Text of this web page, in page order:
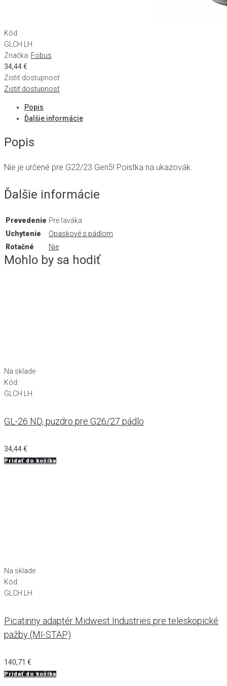
Kód:
GLCH LH
Značka: Fobus
34,44€
Zistiť dostupnosť
Zistiť dostupnosť
Popis
Ďalšie informácie
Popis
Nie je určené pre G22/23 Gen5! Poistka na ukazovák.
Ďalšie informácie
Prevedenie Pre ľaváka
Uchytenie
Opaskové s pádlom
Rotačné
Nie
Mohlo by sa hodiť
Na sklade
Kód:
GLCH LH
GL-26 ND, puzdro pre G26/27 pádlo
34,44€
Pridať do košíka
Na sklade
Kód:
GLCH LH
Picatinny adaptér Midwest Industries pre teleskopické
pažby (MI-STAP)
140,71 €
Pridať do košíka